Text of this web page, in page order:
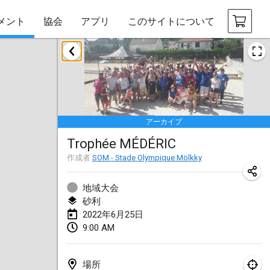
ント 協会 アプリ このサイトについて
アーカイブ
Trophée MÉDÉRIC
作成者 SOM - Stade Olympique Mölkky
地域大会
砂利
2022年6月25日
9:00 AM
場所
2022年1月
中止
Tournoi Mixte ASPTTOM
2022年1月22日| フランス
KKS Halli Duppeli
2022年1月22日|フィンランド
Mölkky Tournament - Doubles
2022年1月22日
Suomelan Mölkky-open
2022年1月22日
The Mölkky Tournament 2nd